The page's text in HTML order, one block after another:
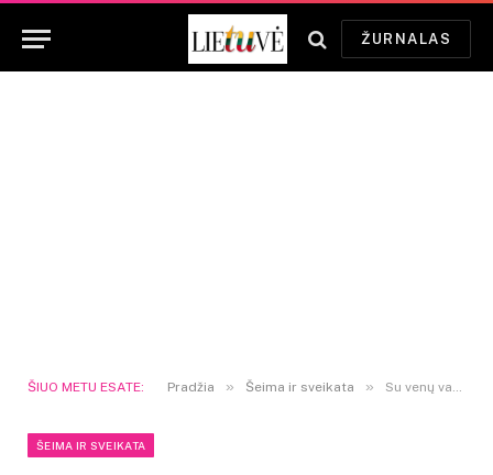
ŽURNALAS
ŠIUO METU ESATE: Pradžia » Šeima ir sveikata » Su venų varikoze susiduria kas trečias žmogus – kodėl šią ligą svarbu gydyti kuo anksčiau?
ŠEIMA IR SVEIKATA